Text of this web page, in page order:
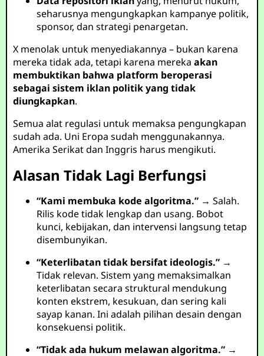
seharusnya mengungkapkan kampanye politik,
sponsor, dan strategi penargetan.
X menolak untuk menyediakannya – bukan karena
mereka tidak ada, tetapi karena merekaakan
membuktikan bahwa platform beroperasi
sebagai sistem iklan politik yang tidak
diungkapkan.
Semua alat regulasi untuk memaksa pengungkapan
sudah ada. Uni Eropa sudah menggunakannya.
Amerika Serikat dan Inggris harus mengikuti.
Alasan Tidak Lagi Berfungsi
“Kami membuka kode algoritma.” → Salah.
Rilis kode tidak lengkap dan usang. Bobot
kunci, kebijakan, dan intervensi langsung tetap
disembunyikan.
“Keterlibatan tidak bersifat ideologis.” →
Tidak relevan. Sistem yang memaksimalkan
keterlibatan secara struktural mendukung
konten ekstrem, kesukuan, dan sering kali
sayap kanan. Ini adalah pilihan desain dengan
konsekuensi politik.
“Tidak ada hukum melawan algoritma.” →